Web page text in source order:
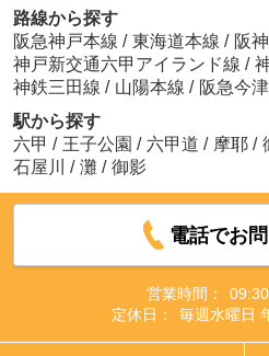
路線から探す
阪急神戸本線 / 東海道本線 / 阪
神戸新交通六甲アイランド線 /
神鉄三田線 / 山陽本線 / 阪急今
駅から探す
六甲 / 王子公園 / 六甲道 / 摩耶 /
石屋川
/ 灘 / 御影
電話でお
営業時間：
定休日：
毎週水曜日